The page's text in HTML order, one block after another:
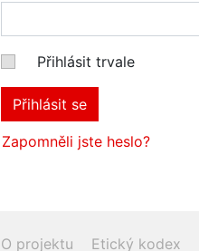
Přihlásit trvale
Přihlásit se
Zapomněli jste heslo?
O projektu Etický kodex